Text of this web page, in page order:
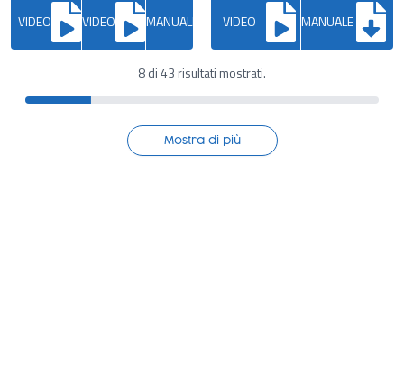
VIDEO VIDEO MANUALE VIDEO MANUALE
8 di 43 risultati mostrati.
Mostra di più